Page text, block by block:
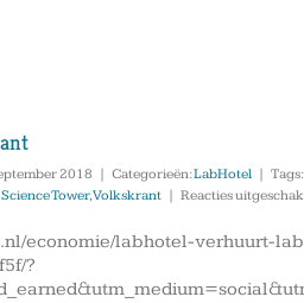
2018 | Categorieën:LabHotel | Tags:
Tower,Volkskrant | Reacties
economie/labhotel-verhuurt-
?